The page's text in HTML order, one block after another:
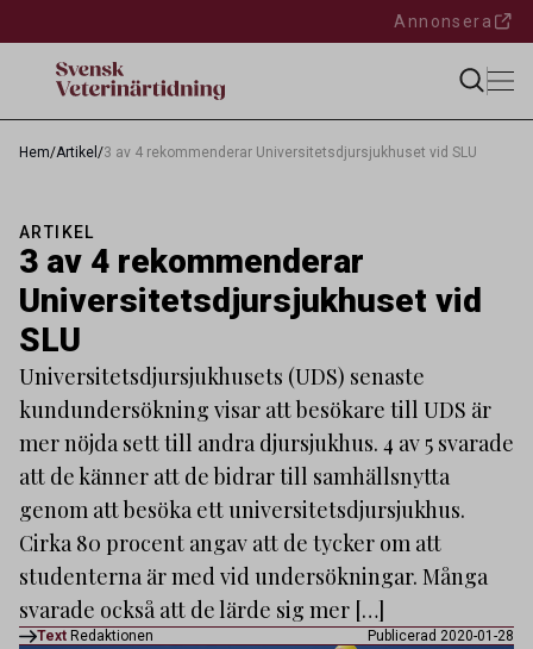
Annonsera
Hem/Artikel /3 av 4 rekommenderar Universitetsdjursjukhuset vid SLU
ARTIKEL
3 av 4 rekommenderar
Universitetsdjursjukhuset vid
SLU
Universitetsdjursjukhusets (UDS) senaste
kundundersökning visar att besökare till UDS är
mer nöjda sett till andra djursjukhus. 4 av 5 svarade
att de känner att de bidrar till samhällsnytta
genom att besöka ett universitetsdjursjukhus.
Cirka 80 procent angav att de tycker om att
studenterna är med vid undersökningar. Många
svarade också att de lärde sig mer […]
Text Redaktionen Publicerad 2020-01-28